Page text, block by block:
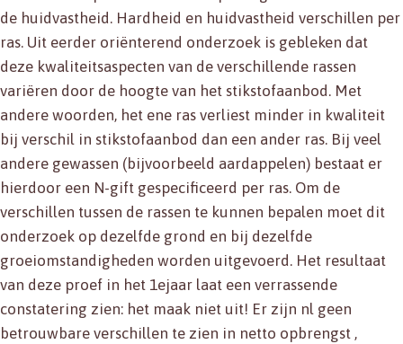
de huidvastheid. Hardheid en huidvastheid verschillen per
ras. Uit eerder oriënterend onderzoek is gebleken dat
deze kwaliteitsaspecten van de verschillende rassen
variëren door de hoogte van het stikstofaanbod. Met
andere woorden, het ene ras verliest minder in kwaliteit
bij verschil in stikstofaanbod dan een ander ras. Bij veel
andere gewassen (bijvoorbeeld aardappelen) bestaat er
hierdoor een N-gift gespecificeerd per ras. Om de
verschillen tussen de rassen te kunnen bepalen moet dit
onderzoek op dezelfde grond en bij dezelfde
groeiomstandigheden worden uitgevoerd. Het resultaat
van deze proef in het 1ejaar laat een verrassende
constatering zien: het maak niet uit! Er zijn nl geen
betrouwbare verschillen te zien in netto opbrengst ,